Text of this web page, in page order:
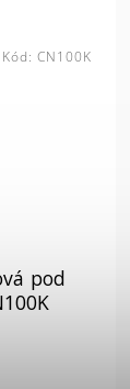
pod
Kód: CN100K